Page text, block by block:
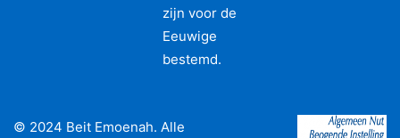
zijn voor de
Eeuwige
bestemd.
© 2024 Beit Emoenah. Alle